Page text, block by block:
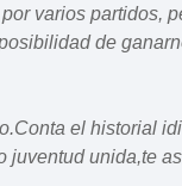
varios partidos,
de
el historial
juventud unida,te